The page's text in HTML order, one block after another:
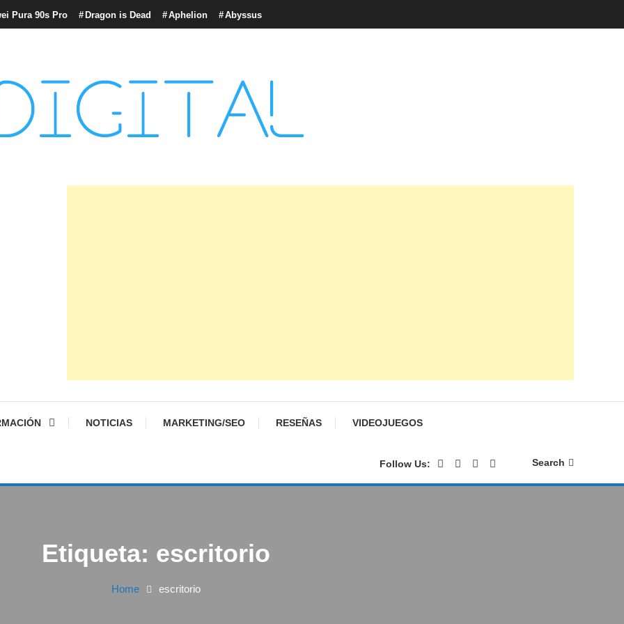
Pura 90s Pro Dragon is Dead Aphelion Abyssus
y Cultura Digital
NOTICIAS MARKETING/SEO RESEÑAS VIDEOJUEGOS
Follow Us: Search
Etiqueta: escritorio
Home escritorio